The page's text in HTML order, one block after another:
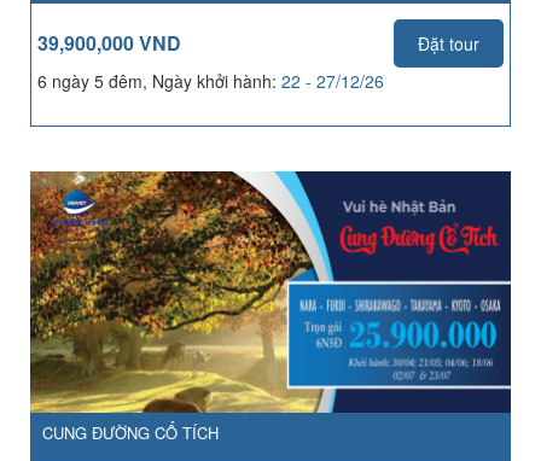
39,900,000 VND
Đặt tour
6 ngày 5 đêm, Ngày khởi hành: 22 - 27/12/26
CUNG ĐƯỜNG CỔ TÍCH